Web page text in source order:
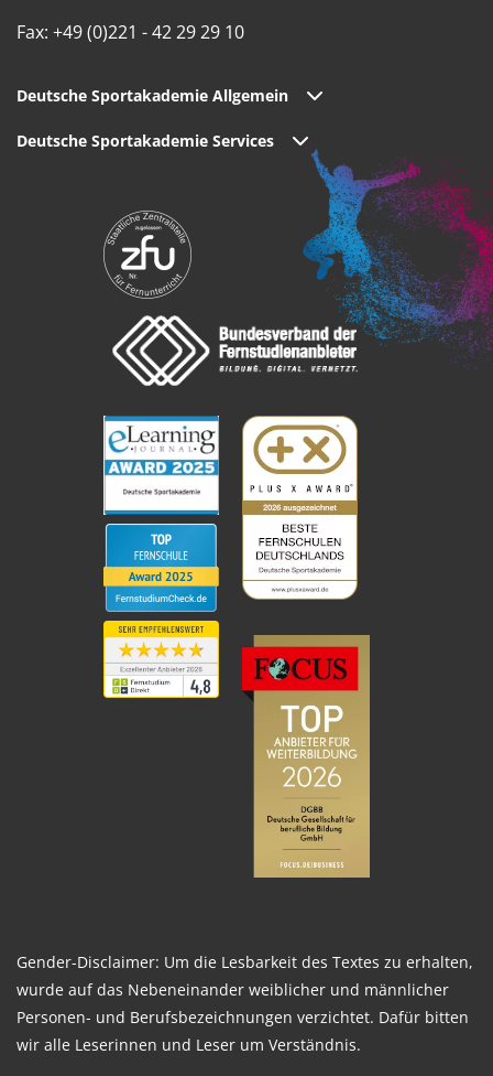
Fax: +49 (0)221 - 42 29 29 10
Deutsche Sportakademie Allgemein
Deutsche Sportakademie Services
Gender-Disclaimer: Um die Lesbarkeit des Textes zu erhalten,
wurde auf das Nebeneinander weiblicher und männlicher
Personen- und Berufsbezeichnungen verzichtet. Dafür bitten
wir alle Leserinnen und Leser um Verständnis.